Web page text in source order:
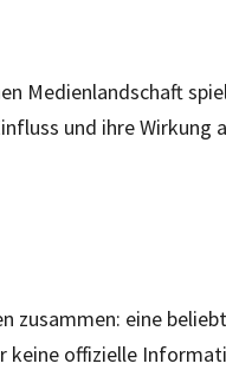
Medienlandschaft
und ihre Wirkung
zusammen: eine
keine offizielle